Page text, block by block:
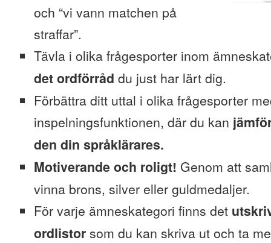
och “vi vann matchen på
straffar”.
Tävla i olika frågesporter inom
det ordförråd du just har lärt dig.
Förbättra ditt uttal i olika frågesporter
inspelningsfunktionen, där du kan
den din språklärares.
Motiverande och roligt! Genom att
vinna brons, silver eller guldmedaljer.
För varje ämneskategori finns det
ordlistor som du kan skriva ut och ta